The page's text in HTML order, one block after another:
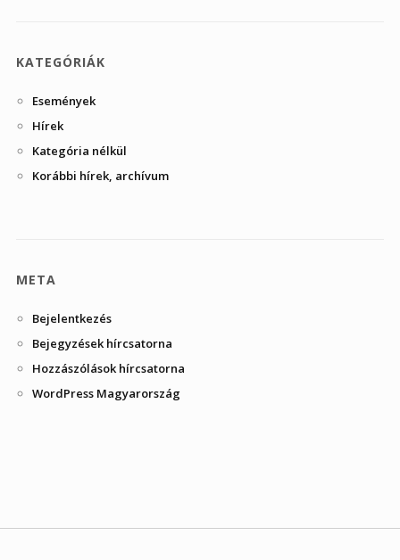
KATEGÓRIÁK
Események
Hírek
Kategória nélkül
Korábbi hírek, archívum
META
Bejelentkezés
Bejegyzések hírcsatorna
Hozzászólások hírcsatorna
WordPress Magyarország